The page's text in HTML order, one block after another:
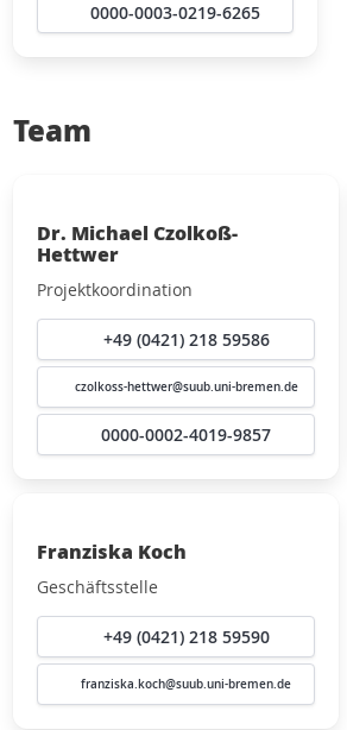
0000-0003-0219-6265
Team
Dr. Michael Czolkoß-
Hettwer
Projektkoordination
+49 (0421) 218 59586
czolkoss-hettwer@suub.uni-bremen.de
0000-0002-4019-9857
Franziska Koch
Geschäftsstelle
+49 (0421) 218 59590
franziska.koch@suub.uni-bremen.de